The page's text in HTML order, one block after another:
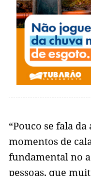
“Pouco se fala
momentos de
fundamental no
pessoas, que